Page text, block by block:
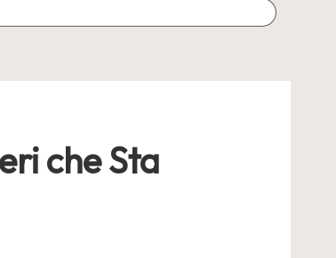
che Sta